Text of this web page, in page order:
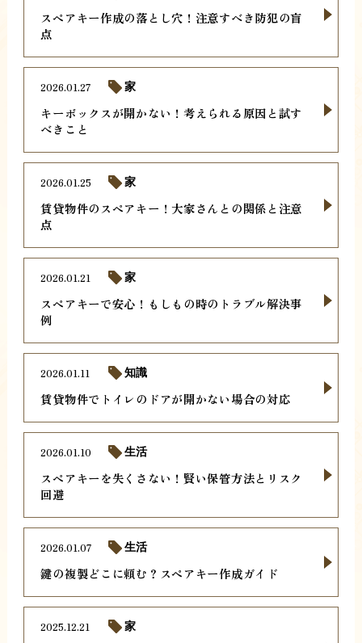
スペアキー作成の落とし穴！注意すべき防犯の盲
点
キーボックスが開かない！考えられる原因と試す
べきこと
2026.01.27 家
賃貸物件のスペアキー！大家さんとの関係と注意
点
2026.01.25 家
スペアキーで安心！もしもの時のトラブル解決事
例
2026.01.21 家
賃貸物件でトイレのドアが開かない場合の対応
2026.01.11 知識
スペアキーを失くさない！賢い保管方法とリスク
回避
2026.01.10 生活
鍵の複製どこに頼む？スペアキー作成ガイド
2026.01.07 生活
2025.12.21 家